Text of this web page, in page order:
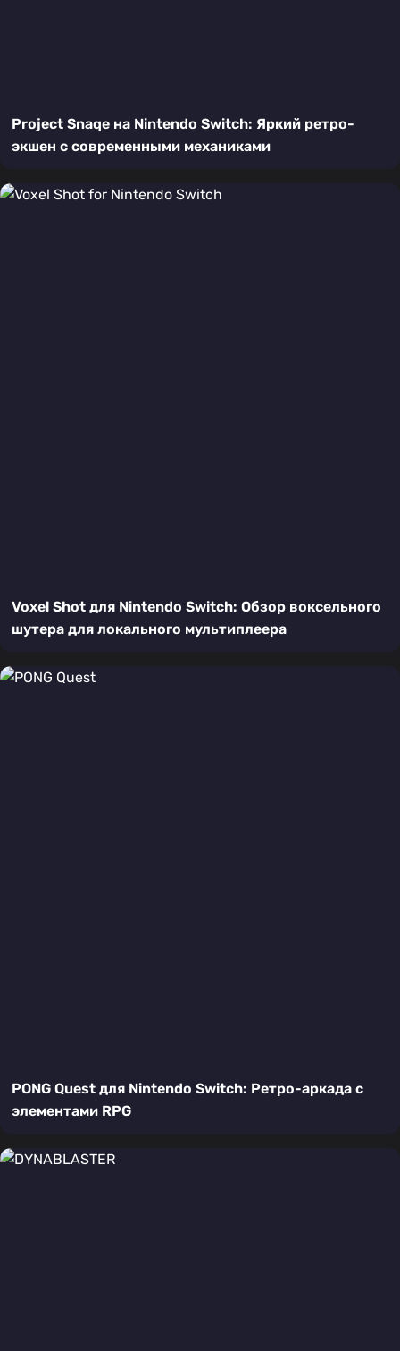
Project Snaqe на Nintendo Switch: Яркий ретро-
экшен с современными механиками
Voxel Shot для Nintendo Switch: Обзор воксельного
шутера для локального мультиплеера
PONG Quest для Nintendo Switch: Ретро-аркада с
элементами RPG